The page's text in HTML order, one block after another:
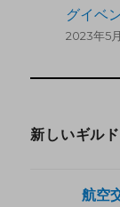
グイベ
2023年5
新しいギル
航空